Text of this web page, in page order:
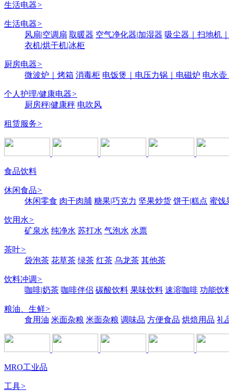
生活电器>
生活电器>
风扇|空调扇 取暖器 空气净化器|加湿器 吸尘器｜扫地机
衣机|烘干机|冰柜
厨房电器>
微波炉｜烤箱 消毒柜 电饭煲｜电压力锅｜电磁炉 电水
个人护理/健康电器>
厨房秤|健康秤 电吹风
租赁服务>
食品饮料
休闲食品>
休闲零食 肉干肉脯 糖果|巧克力 坚果炒货 饼干|糕点 蜜饯
饮用水>
矿泉水 纯净水 苏打水 气泡水 水票
茶叶>
袋泡茶 花草茶 绿茶 红茶 乌龙茶 其他茶
饮料冲调>
咖啡|奶茶 咖啡伴侣 碳酸饮料 果味饮料 速溶咖啡 功能饮
粮油、生鲜>
食用油 米面杂粮 米面杂粮 调味品 方便食品 烘焙用品 礼
MRO工业品
工具>